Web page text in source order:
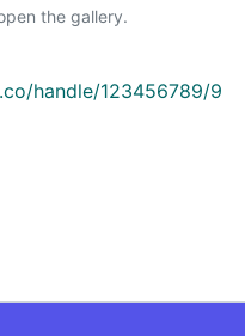
the gallery.
handle/123456789/9